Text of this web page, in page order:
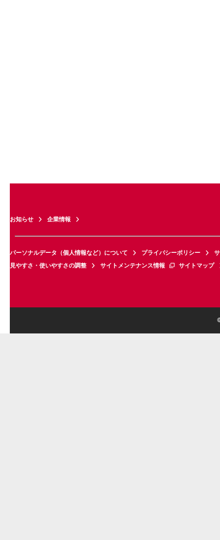
お知らせ 企業情報
パーソナルデータ（個人情報など）について プライバシーポリシー
見やすさ・使いやすさの調整
サイトメンテナンス情報 サイトマップ